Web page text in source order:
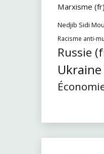
Marxisme (fr)
Nedjib Sidi
Racisme anti-
Russie